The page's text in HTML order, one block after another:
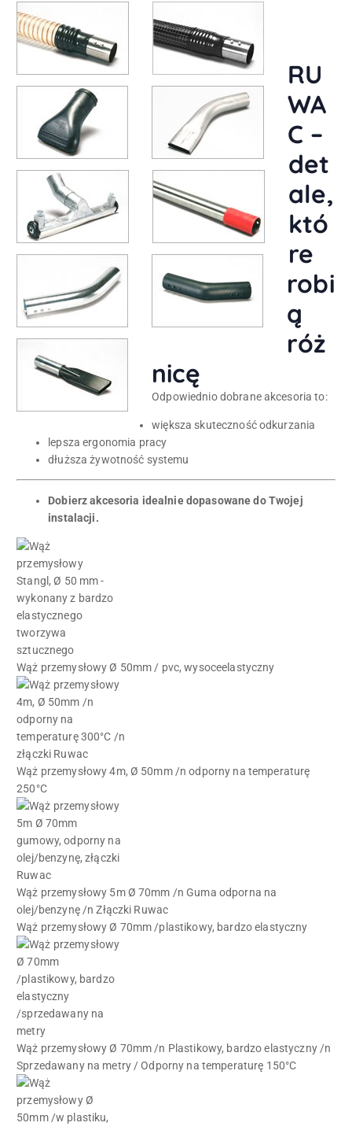
RU
WA
C –
det
ale,
któ
re
robi
ą
róż
nicę
Odpowiednio dobrane akcesoria to:
większa skuteczność odkurzania
lepsza ergonomia pracy
dłuższa żywotność systemu
Dobierz akcesoria idealnie dopasowane do Twojej
instalacji.
Wąż przemysłowy Ø 50mm / pvc, wysoceelastyczny
Wąż przemysłowy 4m, Ø 50mm /n odporny na temperaturę
250°C
Wąż przemysłowy 5m Ø 70mm /n Guma odporna na
olej/benzynę /n Złączki Ruwac
Wąż przemysłowy Ø 70mm /plastikowy, bardzo elastyczny
Wąż przemysłowy Ø 70mm /n Plastikowy, bardzo elastyczny /n
Sprzedawany na metry / Odporny na temperaturę 150°C